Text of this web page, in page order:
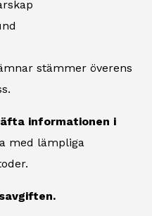
stämmer överens
informationen i
med lämpliga